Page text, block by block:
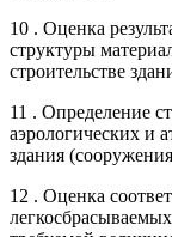
10 . Оценка
структуры
строительстве
11 . Определение
аэрологических и
здания
12 . Оценка